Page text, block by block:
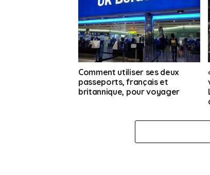
Comment utiliser ses deux
passeports, français et
britannique, pour voyager